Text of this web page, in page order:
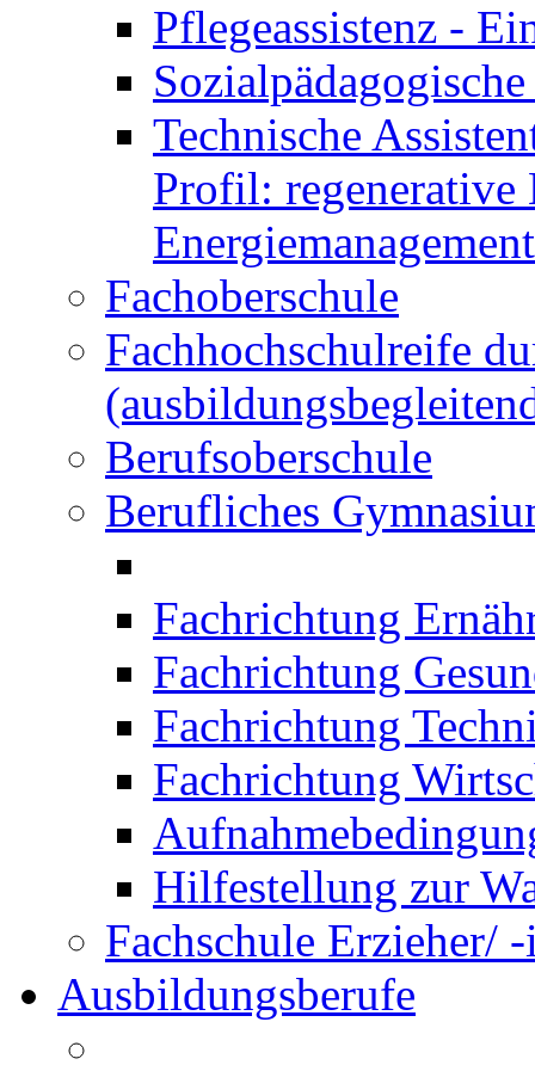
Pflegeassistenz -
Technische
Profil: regenerative
Energiemanagement
Fachoberschule
Fachhochschulreife
Berufsoberschule
Berufliches
Fachrichtung
Fachrichtung
Fachrichtung
Fachrichtung
Hilfestellung zur
Fachschule Erzieher/
Ausbildungsberufe